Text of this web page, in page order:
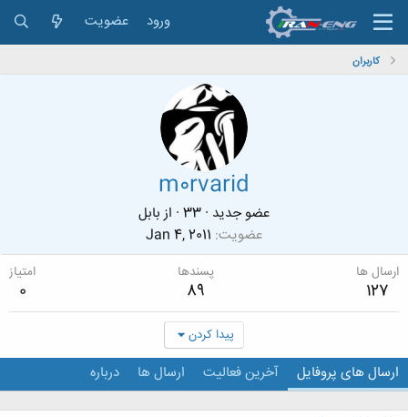
ورود عضویت
کاربران
m0rvarid
عضو جدید ·
· از بابل
عضویت Jan 4, 2011
ارسال ها
127
پسندها
89
امتیاز
0
پیدا کردن
ارسال های پروفایل آخرین فعالیت ارسال ها درباره